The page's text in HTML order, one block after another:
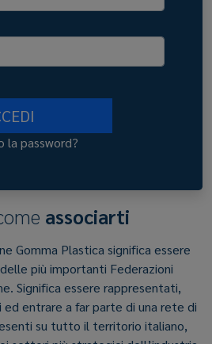
la password?
associarti
Gomma Plastica significa essere
più importanti Federazioni
Significa essere rappresentati,
entrare a far parte di una rete di
su tutto il territorio italiano,